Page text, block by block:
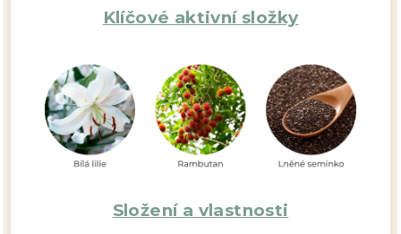
Klíčové aktivní složky
Složení a vlastnosti